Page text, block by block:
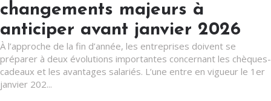
changements majeurs à
anticiper avant janvier 2026
À l’approche de la fin d’année, les entreprises doivent se
préparer à deux évolutions importantes concernant les chèques-
cadeaux et les avantages salariés. L’une entre en vigueur le 1er
janvier 202...